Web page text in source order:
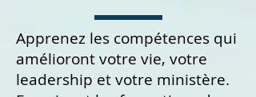
Apprenez les compétences qui
amélioront votre vie, votre
leadership et votre ministère.